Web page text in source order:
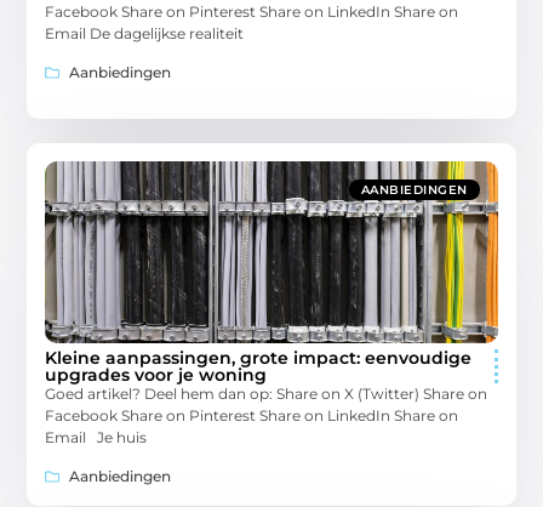
Facebook Share on Pinterest Share on LinkedIn Share on
Email De dagelijkse realiteit
Aanbiedingen
AANBIEDINGEN
Kleine aanpassingen, grote impact: eenvoudige
upgrades voor je woning
Goed artikel? Deel hem dan op: Share on X (Twitter) Share on
Facebook Share on Pinterest Share on LinkedIn Share on
Email Je huis
Aanbiedingen